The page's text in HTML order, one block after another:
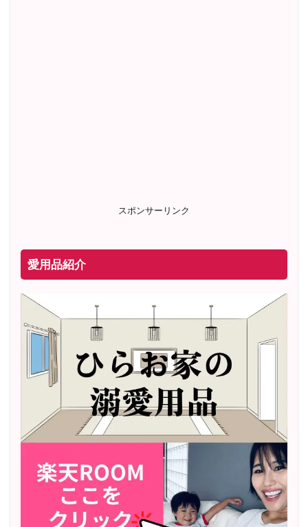
スポンサーリンク
愛用品紹介